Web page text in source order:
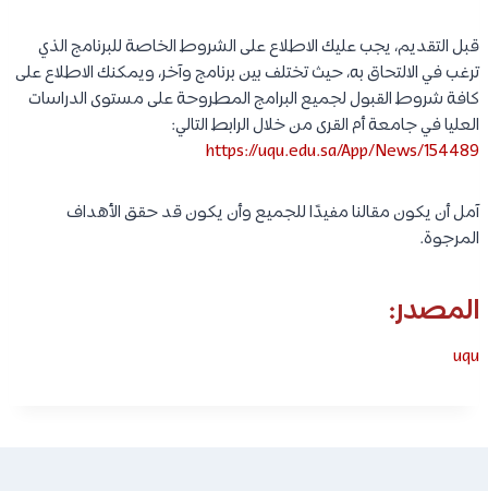
قبل التقديم، يجب عليك الاطلاع على الشروط الخاصة للبرنامج الذي
ترغب في الالتحاق به، حيث تختلف بين برنامج وآخر، ويمكنك الاطلاع على
كافة شروط القبول لجميع البرامج المطروحة على مستوى الدراسات
العليا في جامعة أم القرى من خلال الرابط التالي:
https://uqu.edu.sa/App/News/154489
آمل أن يكون مقالنا مفيدًا للجميع وأن يكون قد حقق الأهداف
المرجوة.
المصدر:
uqu